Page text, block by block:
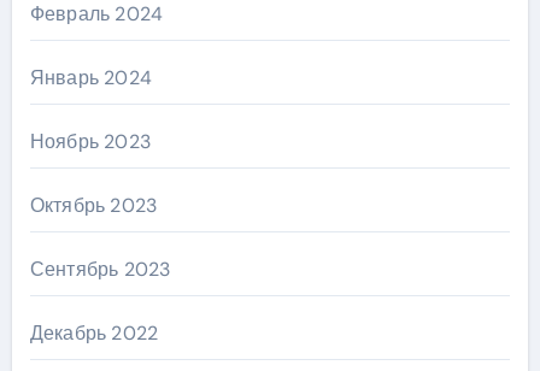
Февраль 2024
Январь 2024
Ноябрь 2023
Октябрь 2023
Сентябрь 2023
Декабрь 2022